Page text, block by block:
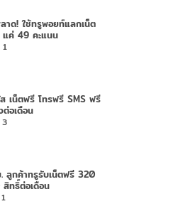
าด! ใช้ทรูพอยท์แลกเน็ต
แค่ 49 คะแนน
1
เน็ตฟรี โทรฟรี SMS ฟรี
อเดือน
3
ลูกค้าทรูรับเน็ตฟรี 320
ทธิ์ต่อเดือน
1